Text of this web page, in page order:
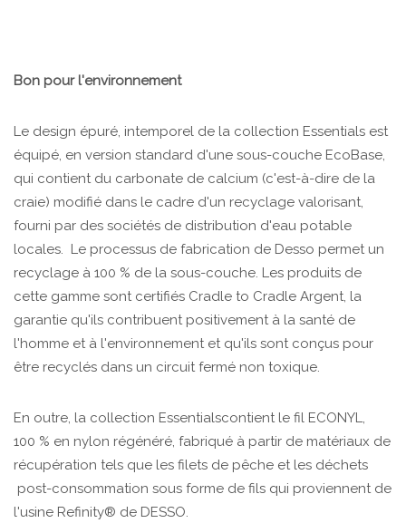
Bon pour l'environnement
Le design épuré, intemporel de la collection Essentials est
équipé, en version standard d'une sous-couche EcoBase,
qui contient du carbonate de calcium (c'est-à-dire de la
craie) modifié dans le cadre d'un recyclage valorisant,
fourni par des sociétés de distribution d'eau potable
locales. Le processus de fabrication de Desso permet un
recyclage à 100 % de la sous-couche. Les produits de
cette gamme sont certifiés Cradle to Cradle Argent, la
garantie qu'ils contribuent positivement à la santé de
l'homme et à l'environnement et qu'ils sont conçus pour
être recyclés dans un circuit fermé non toxique.
En outre, la collection Essentialscontient le fil ECONYL,
100 % en nylon régénéré, fabriqué à partir de matériaux de
récupération tels que les filets de pêche et les déchets
post-consommation sous forme de fils qui proviennent de
l'usine Refinity® de DESSO.